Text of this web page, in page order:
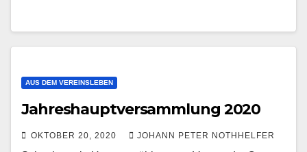
AUS DEM VEREINSLEBEN
Jahreshauptversammlung 2020
OKTOBER 20, 2020 JOHANN PETER NOTHHELFER